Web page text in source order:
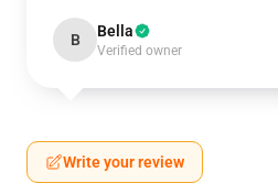
B Bella
Verified owner
Write your review